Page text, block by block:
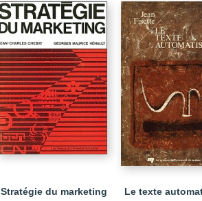
Stratégie du marketing Le texte